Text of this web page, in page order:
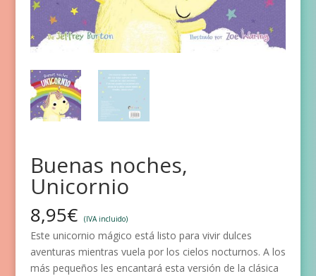
Buenas noches,
Unicornio
8,95€ (IVA incluido)
Este unicornio mágico está listo para vivir dulces
aventuras mientras vuela por los cielos nocturnos. A los
más pequeños les encantará esta versión de la clásica